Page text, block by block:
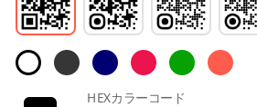
HEXカラーコード